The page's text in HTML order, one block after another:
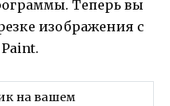
Теперь вы
изображения с
на вашем